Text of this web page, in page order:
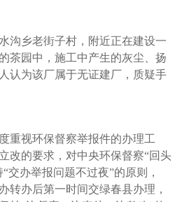
乡老街子村，附近正在建设一
茶园中，施工中产生的灰尘、扬
认为该厂属于无证建厂，质疑手
视环保督察举报件的办理工
改的要求，对中央环保督察“回头
交办举报问题不过夜”的原则，
转办后第一时间交绿春县办理，